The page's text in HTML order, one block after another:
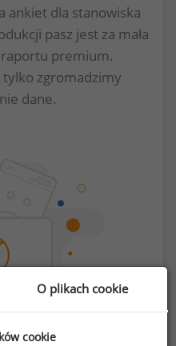
ankiet dla stanowiska
pasz jest za mała
premium.
tylko zgromadzimy
dane.
O plikach cookie
cookie